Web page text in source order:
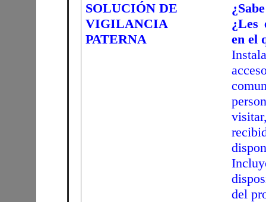
SOLUCIÓN DE
VIGILANCIA
PATERNA
¿Les
en el
del